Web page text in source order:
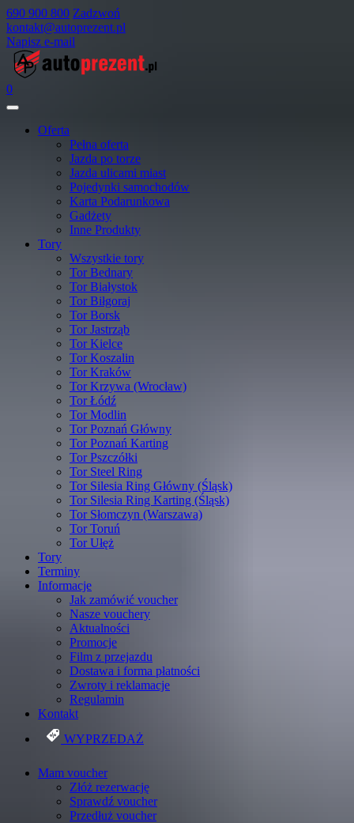
690 900 800 Zadzwoń
kontakt@autoprezent.pl
Napisz e-mail
0
Oferta
Pełna oferta
Jazda po torze
Jazda ulicami miast
Pojedynki samochodów
Karta Podarunkowa
Gadżety
Inne Produkty
Tory
Wszystkie tory
Tor Bednary
Tor Białystok
Tor Biłgoraj
Tor Borsk
Tor Jastrząb
Tor Kielce
Tor Koszalin
Tor Kraków
Tor Krzywa (Wrocław)
Tor Łódź
Tor Modlin
Tor Poznań Główny
Tor Poznań Karting
Tor Pszczółki
Tor Steel Ring
Tor Silesia Ring Główny (Śląsk)
Tor Silesia Ring Karting (Śląsk)
Tor Słomczyn (Warszawa)
Tor Toruń
Tor Ułęż
Tory
Terminy
Informacje
Jak zamówić voucher
Nasze vouchery
Aktualności
Promocje
Film z przejazdu
Dostawa i forma płatności
Zwroty i reklamacje
Regulamin
Kontakt
WYPRZEDAŻ
Mam voucher
Złóż rezerwację
Sprawdź voucher
Przedłuż voucher